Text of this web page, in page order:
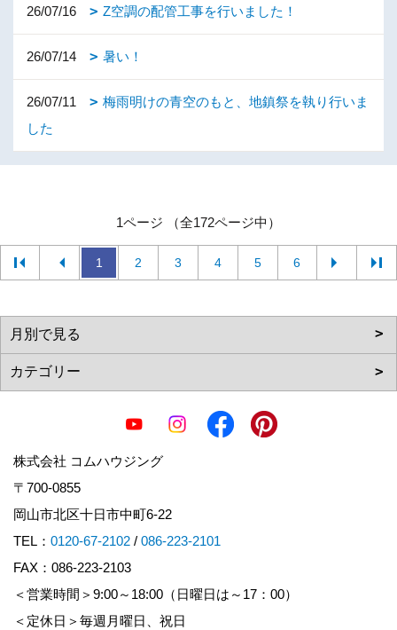
26/07/16 Z空調の配管工事を行いました！
26/07/14 暑い！
26/07/11
梅雨明けの青空のもと、地鎮祭を執り行いま
した
1ページ （全172ページ中）
1 2 3 4 5 6
株式会社 コムハウジング
〒700-0855
岡山市北区十日市中町6-22
TEL： 0120-67-2102 / 086-223-2101
FAX：086-223-2103
＜営業時間＞9:00～18:00（日曜日は～17：00）
＜定休日＞毎週月曜日、祝日